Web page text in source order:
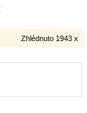
Zhlédnuto 1943 x